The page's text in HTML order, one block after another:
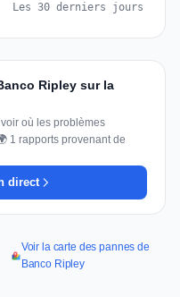
Les 30 derniers jours
Ripley sur la
où les problèmes
1 rapports provenant de
direct
Voir la carte des pannes de
Banco Ripley